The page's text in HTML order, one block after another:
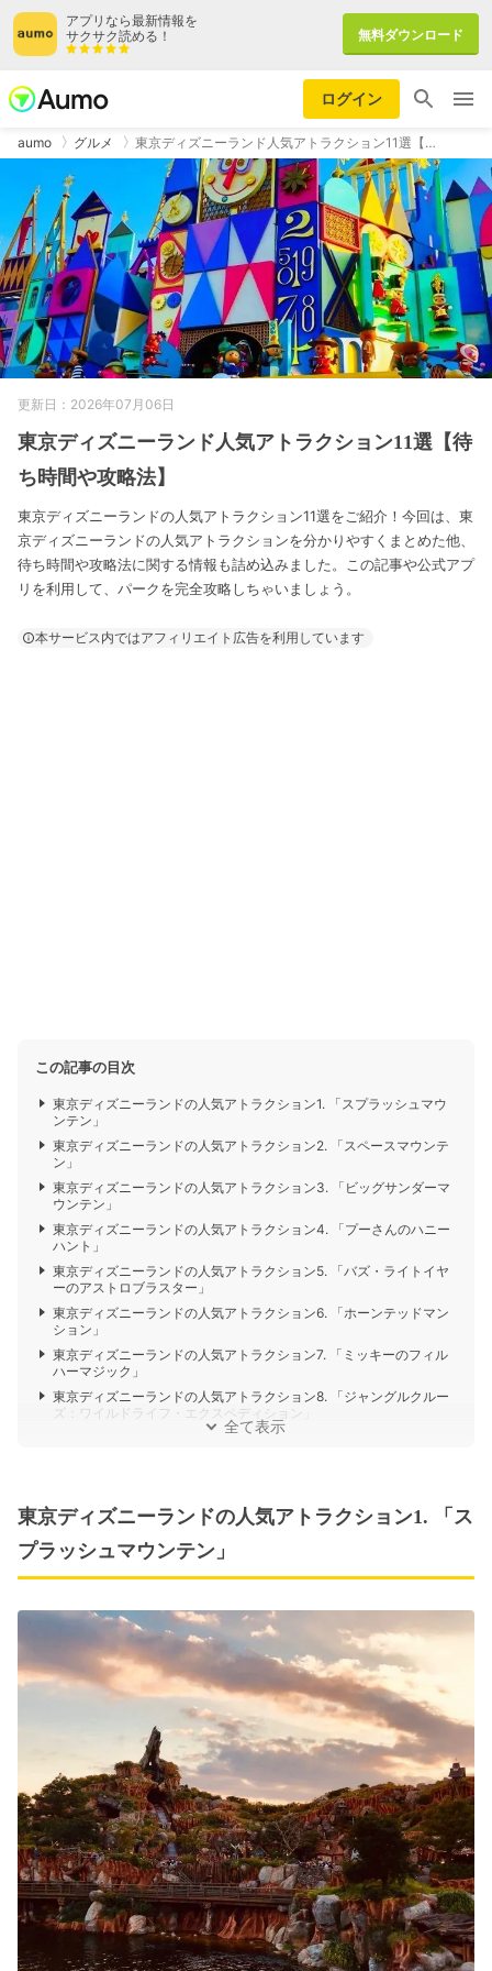
アプリなら最新情報を
サクサク読める！
無料ダウンロード
ログイン
aumo グルメ 東京ディズニーランド人気アトラクション11選【…
更新日：2026年07月06日
東京ディズニーランド人気アトラクション11選【待
ち時間や攻略法】
東京ディズニーランドの人気アトラクション11選をご紹介！今回は、東
京ディズニーランドの人気アトラクションを分かりやすくまとめた他、
待ち時間や攻略法に関する情報も詰め込みました。この記事や公式アプ
リを利用して、パークを完全攻略しちゃいましょう。
本サービス内ではアフィリエイト広告を利用しています
この記事の目次
東京ディズニーランドの人気アトラクション1. 「スプラッシュマウ
ンテン」
東京ディズニーランドの人気アトラクション2. 「スペースマウンテ
ン」
東京ディズニーランドの人気アトラクション3. 「ビッグサンダーマ
ウンテン」
東京ディズニーランドの人気アトラクション4. 「プーさんのハニー
ハント」
東京ディズニーランドの人気アトラクション5. 「バズ・ライトイヤ
ーのアストロブラスター」
東京ディズニーランドの人気アトラクション6. 「ホーンテッドマン
ション」
東京ディズニーランドの人気アトラクション7. 「ミッキーのフィル
ハーマジック」
東京ディズニーランドの人気アトラクション8. 「ジャングルクルー
ズ：ワイルドライフ・エクスペディション」
全て表示
東京ディズニーランドの人気アトラクション1. 「ス
プラッシュマウンテン」